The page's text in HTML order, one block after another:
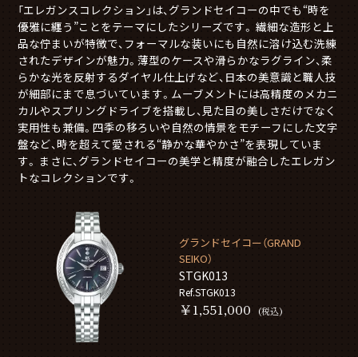
「エレガンスコレクション」は、グランドセイコーの中でも“時を
優雅に纏う”ことをテーマにしたシリーズです。 繊細な造形と上
品な佇まいが特徴で、フォーマルな装いにも自然に溶け込む洗練
されたデザインが魅力。薄型のケースや滑らかなラグライン、柔
らかな光を反射するダイヤル仕上げなど、日本の美意識と職人技
が細部にまで息づいています。ムーブメントには高精度のメカニ
カルやスプリングドライブを搭載し、見た目の美しさだけでなく
実用性も兼備。四季の移ろいや自然の情景をモチーフにした文字
盤など、時を超えて愛される“静かな華やかさ”を表現していま
す。 まさに、グランドセイコーの美学と精度が融合したエレガン
トなコレクションです。
グランドセイコー（GRAND
SEIKO）
STGK013
Ref.STGK013
￥1,551,000 (税込)